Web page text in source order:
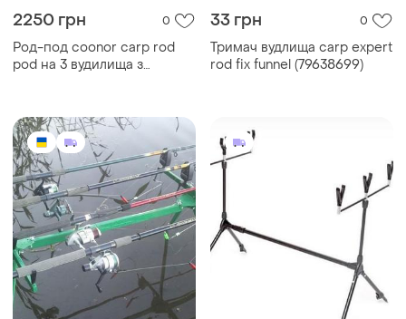
2250 грн 0
Род-под coonor carp rod
pod на 3 вудилища з
33 грн 0
Тримач вудлища carp expert
rod fix funnel (79638699)